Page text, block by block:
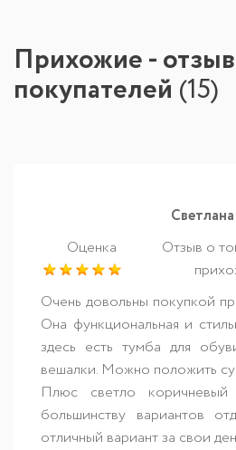
Прихожие -
покупателей (15)
Светлана
Оценка
Отзыв о
Очень довольны покупкой
Она функциональная и
здесь есть тумба для
вешалки. Можно положить
Плюс светло
большинству вариантов
отличный вариант за свои